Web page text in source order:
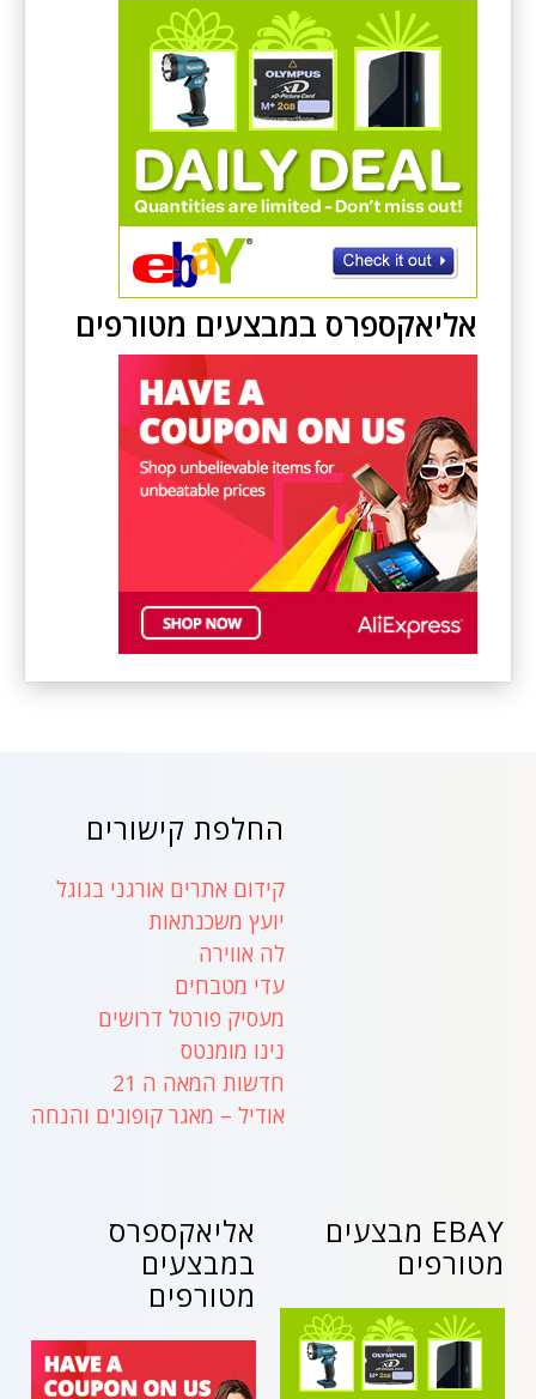
אליאקספרס במבצעים מטורפים
החלפת קישורים
קידום אתרים אורגני בגוגל
יועץ משכנתאות
לה אווירה
עדי מטבחים
מעסיק פורטל דרושים
נינו מומנטס
חדשות המאה ה 21
אודיל – מאגר קופונים והנחה
אליאקספרס
במבצעים
מטורפים
EBAY מבצעים
מטורפים